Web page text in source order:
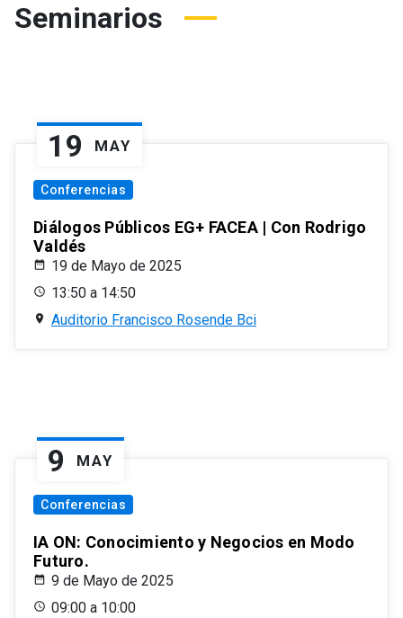
Seminarios
19 MAY
Conferencias
Diálogos Públicos EG+ FACEA | Con Rodrigo
Valdés
19 de Mayo de 2025
13:50 a 14:50
Auditorio Francisco Rosende Bci
9 MAY
Conferencias
IA ON: Conocimiento y Negocios en Modo
Futuro.
9 de Mayo de 2025
09:00 a 10:00